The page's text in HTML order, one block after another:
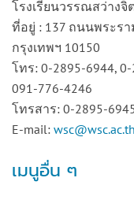
โรงเรียนวรรณสว่างจิ
ที่อยู่ : 137 ถนนพระร
กรุงเทพฯ 10150
โทร: 0-2895-6944,
091-776-4246
โทรสาร: 0-2895-
E-mail: wsc@wsc.ac.th
เมนูอื่น ๆ